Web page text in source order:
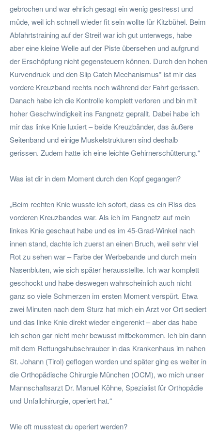
gebrochen und war ehrlich gesagt ein wenig gestresst und
müde, weil ich schnell wieder fit sein wollte für Kitzbühel. Beim
Abfahrtstraining auf der Streif war ich gut unterwegs, habe
aber eine kleine Welle auf der Piste übersehen und aufgrund
der Erschöpfung nicht gegensteuern können. Durch den hohen
Kurvendruck und den Slip Catch Mechanismus* ist mir das
vordere Kreuzband rechts noch während der Fahrt gerissen.
Danach habe ich die Kontrolle komplett verloren und bin mit
hoher Geschwindigkeit ins Fangnetz geprallt. Dabei habe ich
mir das linke Knie luxiert – beide Kreuzbänder, das äußere
Seitenband und einige Muskelstrukturen sind deshalb
gerissen. Zudem hatte ich eine leichte Gehirnerschütterung.“
Was ist dir in dem Moment durch den Kopf gegangen?
„Beim rechten Knie wusste ich sofort, dass es ein Riss des
vorderen Kreuzbandes war. Als ich im Fangnetz auf mein
linkes Knie geschaut habe und es im 45-Grad-Winkel nach
innen stand, dachte ich zuerst an einen Bruch, weil sehr viel
Rot zu sehen war – Farbe der Werbebande und durch mein
Nasenbluten, wie sich später herausstellte. Ich war komplett
geschockt und habe deswegen wahrscheinlich auch nicht
ganz so viele Schmerzen im ersten Moment verspürt. Etwa
zwei Minuten nach dem Sturz hat mich ein Arzt vor Ort sediert
und das linke Knie direkt wieder eingerenkt – aber das habe
ich schon gar nicht mehr bewusst mitbekommen. Ich bin dann
mit dem Rettungshubschrauber in das Krankenhaus im nahen
St. Johann (Tirol) geflogen worden und später ging es weiter in
die Orthopädische Chirurgie München (OCM), wo mich unser
Mannschaftsarzt Dr. Manuel Köhne, Spezialist für Orthopädie
und Unfallchirurgie, operiert hat.“
Wie oft musstest du operiert werden?